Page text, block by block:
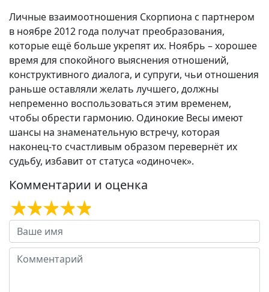
Личные взаимоотношения Скорпиона с партнером
в ноябре 2012 года получат преобразования,
которые ещё больше укрепят их. Ноябрь – хорошее
время для спокойного выяснения отношений,
конструктивного диалога, и супруги, чьи отношения
раньше оставляли желать лучшего, должны
непременно воспользоваться этим временем,
чтобы обрести гармонию. Одинокие Весы имеют
шансы на знаменательную встречу, которая
наконец-то счастливым образом перевернёт их
судьбу, избавит от статуса «одиночек».
Комментарии и оценка